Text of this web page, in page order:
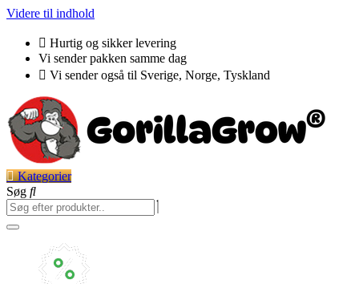
Videre til indhold
Hurtig og sikker levering
Vi sender pakken samme dag
Vi sender også til Sverige, Norge, Tyskland
Kategorier
Søg